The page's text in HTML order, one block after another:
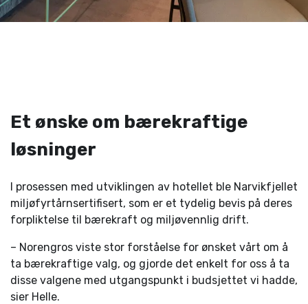
Et ønske om bærekraftige
løsninger
I prosessen med utviklingen av hotellet ble Narvikfjellet
miljøfyrtårnsertifisert, som er et tydelig bevis på deres
forpliktelse til bærekraft og miljøvennlig drift.
– Norengros viste stor forståelse for ønsket vårt om å
ta bærekraftige valg, og gjorde det enkelt for oss å ta
disse valgene med utgangspunkt i budsjettet vi hadde,
sier Helle.